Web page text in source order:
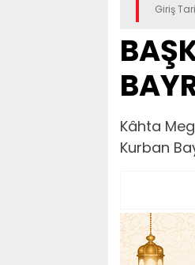
Giriş
Kâhta
Kurban